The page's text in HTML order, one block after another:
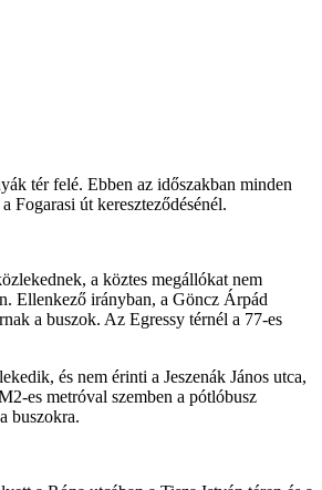
tér felé. Ebben az időszakban minden
Fogarasi út kereszteződésénél.
a köztes megállókat nem
Ellenkező irányban, a Göncz Árpád
a buszok. Az Egressy térnél a 77-es
és nem érinti a Jeszenák János utca,
es metróval szemben a pótlóbusz
buszokra.